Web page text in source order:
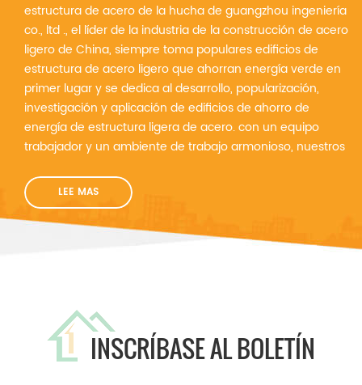
estructura de acero de la hucha de guangzhou ingeniería
co., ltd ., el líder de la industria de la construcción de acero
ligero de China, siempre toma populares edificios de
estructura de acero ligero que ahorran energía verde en
primer lugar y se dedica al desarrollo, popularización,
investigación y aplicación de edificios de ahorro de
energía de estructura ligera de acero. con un equipo
trabajador y un ambiente de trabajo armonioso, nuestros
LEE MAS
INSCRÍBASE AL BOLETÍN